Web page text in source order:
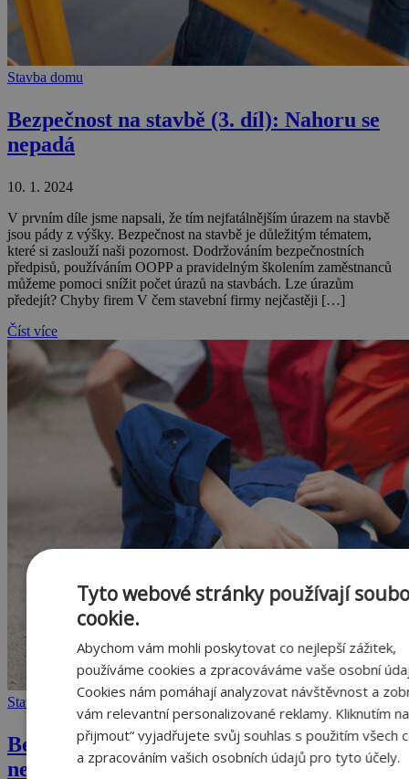
Stavba domu
Bezpečnost na stavbě (3. díl): Nahoru se
nepadá
10. 1. 2024
V prvním díle jsme napsali, že tím nejfatálnějším úrazem na stavbě
jsou pády z výšky. Bezpečnost na stavbě je důležitým tématem,
které si zaslouží naši pozornost. Dodržováním bezpečnostních
předpisů, používáním OOPP a pravidelným školením zaměstnanců
můžeme pomoci snížit počet úrazů na stavbách. Lze úrazům
předejít? Chyby firem V čem stavební firmy nejčastěji […]
Číst více
Stavba domu
Bezpečnost na stavbě (2. díl): Dům se sám
nepostaví
Tyto webové stránky používají
cookie.
Abychom vám mohli poskytovat co nejlepší zážitek,
používáme cookies a zpracováváme vaše osobní
Cookies nám pomáhají analyzovat návštěvnost a
vám relevantní personalizované reklamy. Kliknutím
přijmout“ vyjadřujete svůj souhlas s použitím všech
a zpracováním vašich osobních údajů pro tyto účely.